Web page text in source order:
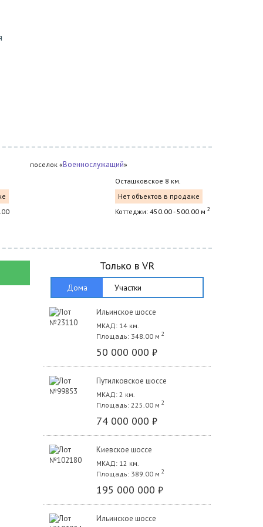
поселок «Военнослужащий»
Осташковское 8 км.
Нет объектов в продаже
Коттеджи: 450.00 - 500.00 м 2
Только в VR
Дома Участки
Ильинское шоссе
МКАД: 14 км.
Площадь: 348.00 м 2
50 000 000 ₽
Путилковское шоссе
МКАД: 2 км.
Площадь: 225.00 м 2
74 000 000 ₽
Киевское шоссе
МКАД: 12 км.
Площадь: 389.00 м 2
195 000 000 ₽
Ильинское шоссе